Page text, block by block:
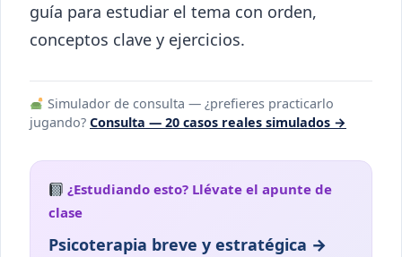
guía para estudiar el tema con orden,
conceptos clave y ejercicios.
Simulador de consulta — ¿prefieres practicarlo
jugando? Consulta — 20 casos reales simulados →
¿Estudiando esto? Llévate el apunte de
clase
Psicoterapia breve y estratégica →